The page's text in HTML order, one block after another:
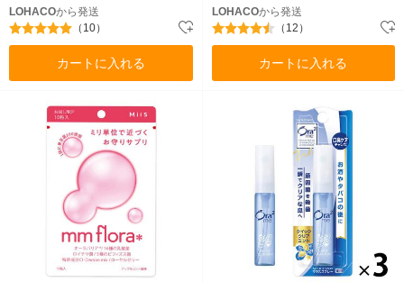
LOHACOから発送
（10）
カートに入れる
LOHACOから発送
（12）
カートに入れる